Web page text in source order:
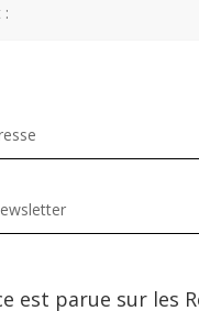
:
est parue sur les